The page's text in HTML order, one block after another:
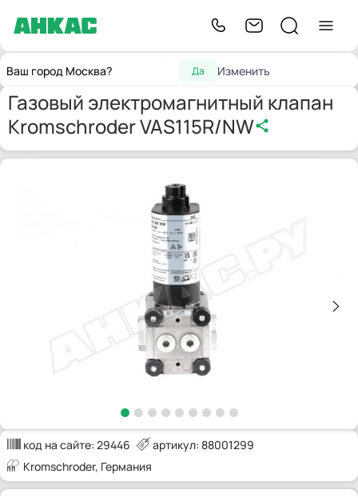
Ваш город Москва? Да Изменить
Главнаядля горелок
Kromschroder VAS115R/NW
Газовый электромагнитный клапан
Kromschroder VAS115R/NW
код на сайте: 29446
артикул: 88001299
Kromschroder, Германия